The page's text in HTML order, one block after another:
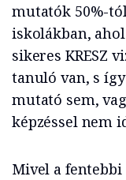
mutatók 50%-
iskolákban,
sikeres KRESZ
tanuló van, s
mutató sem,
képzéssel nem
Mivel a